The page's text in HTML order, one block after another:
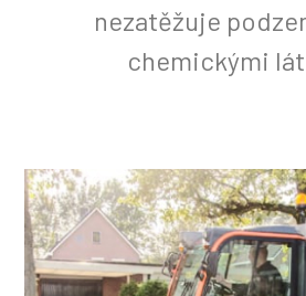
nezatěžuje
chemickými